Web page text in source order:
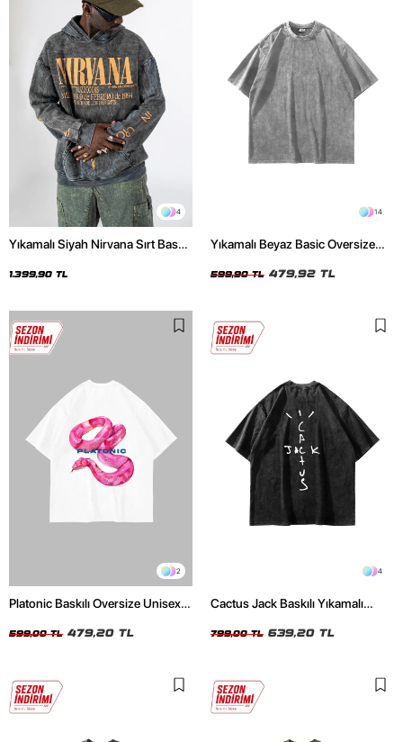
4
Yıkamalı Siyah Nirvana Sırt Baskılı
1.399,90 TL
14
Yıkamalı Beyaz Basic Oversize
599,90 TL 479,92 TL
2
Platonic Baskılı Oversize Unisex
599,00 TL 479,20 TL
4
Cactus Jack Baskılı Yıkamalı
799,00 TL 639,20 TL